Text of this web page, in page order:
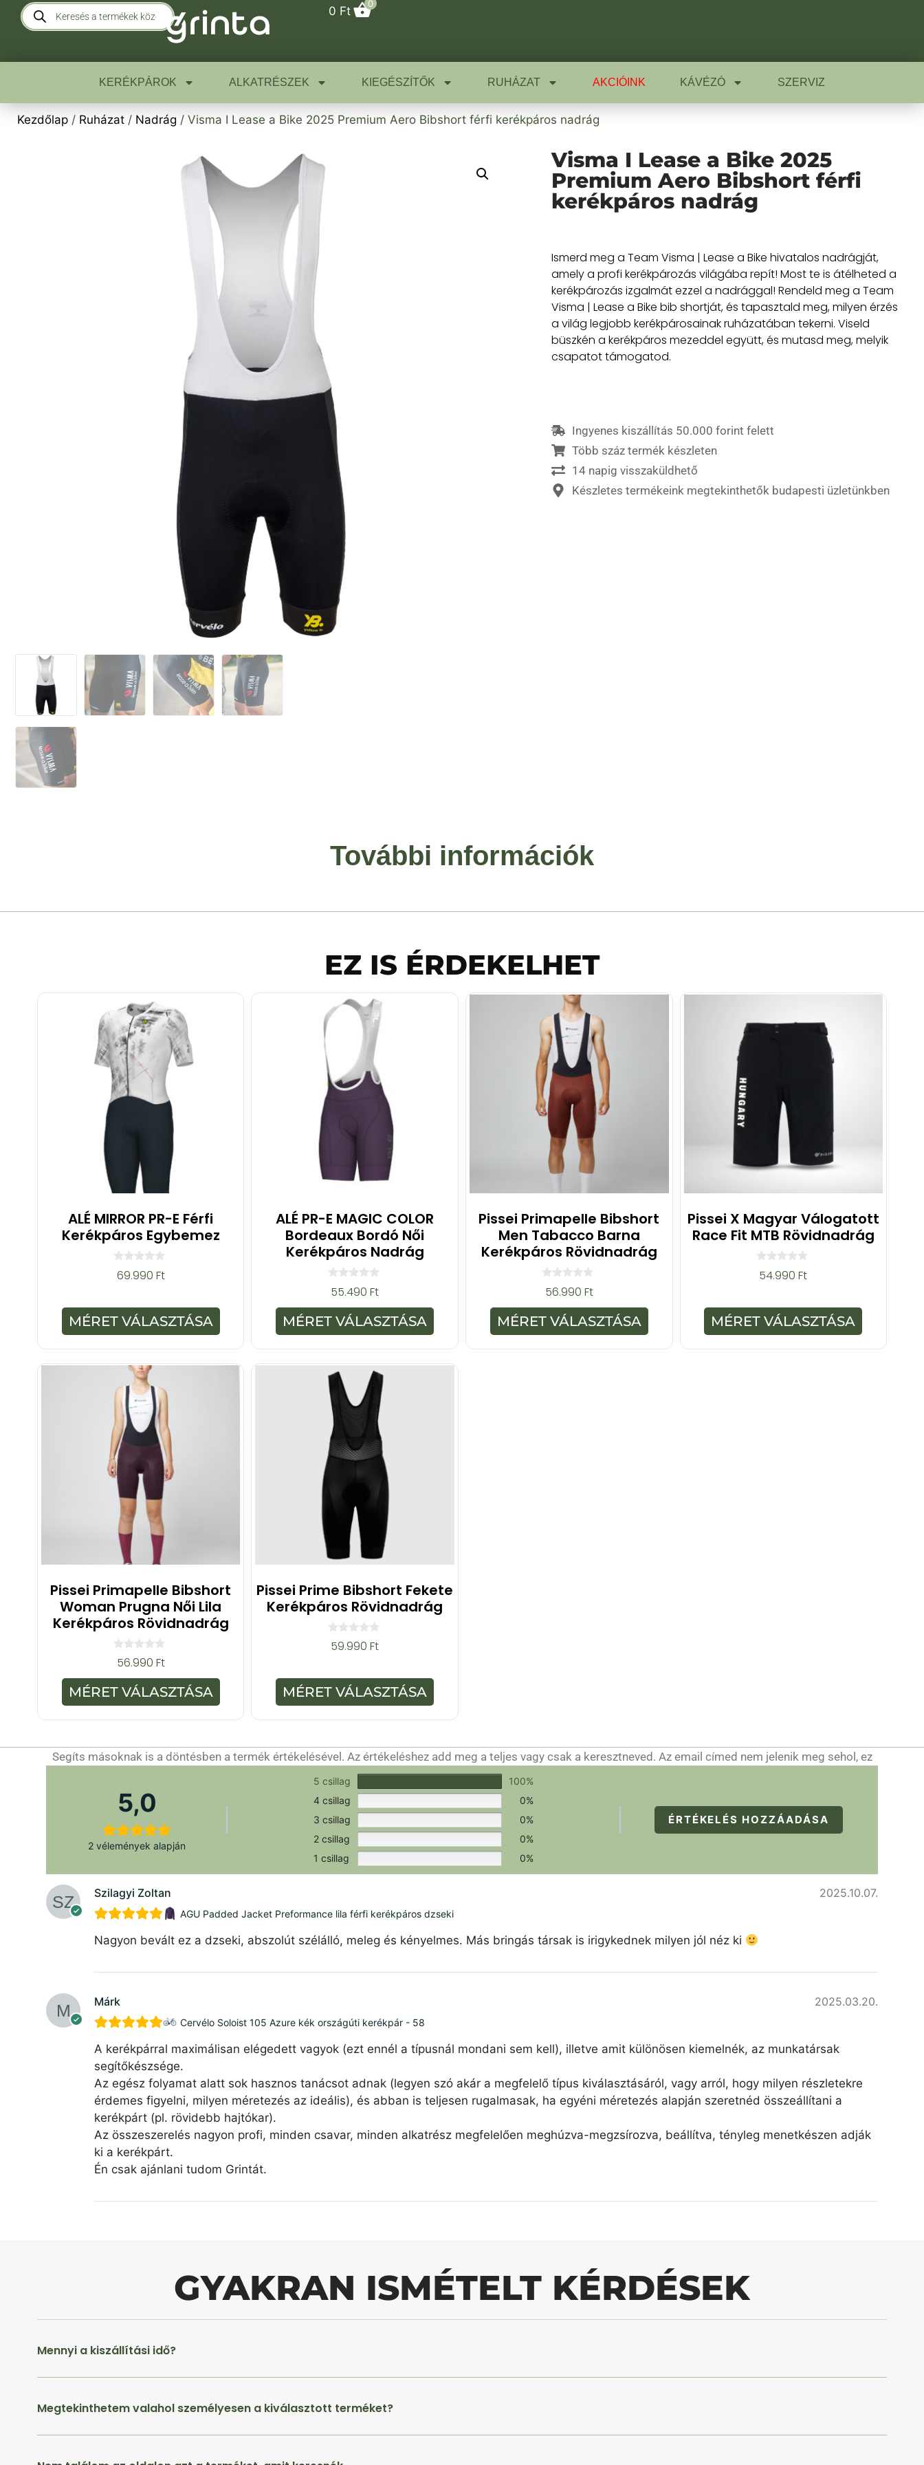
0 Ft
0
KERÉKPÁROK ALKATRÉSZEK KIEGÉSZÍTŐK RUHÁZAT AKCIÓINK KÁVÉZÓ SZERVIZ
Kezdőlap / Ruházat / Nadrág / Visma I Lease a Bike 2025 Premium Aero Bibshort férfi kerékpáros nadrág
Visma I Lease a Bike 2025
Premium Aero Bibshort férfi
kerékpáros nadrág
Ismerd meg a Team Visma | Lease a Bike hivatalos nadrágját,
amely a profi kerékpározás világába repít! Most te is átélheted a
kerékpározás izgalmát ezzel a nadrággal! Rendeld meg a Team
Visma | Lease a Bike bib shortját, és tapasztald meg, milyen érzés
a világ legjobb kerékpárosainak ruházatában tekerni. Viseld
büszkén a kerékpáros mezeddel együtt, és mutasd meg, melyik
csapatot támogatod.
Ingyenes kiszállítás 50.000 forint felett
Több száz termék készleten
14 napig visszaküldhető
Készletes termékeink megtekinthetők budapesti üzletünkben
További információk
EZ IS ÉRDEKELHET
ALÉ MIRROR PR-E Férfi
Kerékpáros Egybemez
0
a
-
b
ő
l
69.990 Ft
MÉRET VÁLASZTÁSA
ALÉ PR-E MAGIC COLOR
Bordeaux Bordó Női
Kerékpáros Nadrág
0
a
z
5
-
b
55.490Ft
MÉRET VÁLASZTÁSA
Pissei Primapelle Bibshort
Men Tabacco Barna
Kerékpáros Rövidnadrág
0
a
z
5
-
b
56.990 Ft
MÉRET VÁLASZTÁSA
Pissei X Magyar Válogatott
Race Fit MTB Rövidnadrág
0
a
-
b
ő
l
54.990Ft
MÉRET VÁLASZTÁSA
Pissei Primapelle Bibshort
Woman Prugna Női Lila
Kerékpáros Rövidnadrág
0
a
z
5
-
b
56.990 Ft
MÉRET VÁLASZTÁSA
Pissei Prime Bibshort Fekete
Kerékpáros Rövidnadrág
0
a
-
b
ő
l
59.990Ft
MÉRET VÁLASZTÁSA
Értékeld a terméket!
Segíts másoknak is a döntésben a termék értékelésével. Az értékeléshez add meg a teljes vagy csak a keresztneved. Az email címed nem jelenik meg sehol, ez
csak a hitelesítéshez szükséges.
5,0
2 vélemények alapján
5 csillag
100%
4 csillag
0%
3 csillag
0%
2 csillag
0%
1 csillag
0%
ÉRTÉKELÉS HOZZÁADÁSA
Szilagyi Zoltan 2025.10.07.
AGU Padded Jacket Preformance lila férfi kerékpáros dzseki
Nagyon bevált ez a dzseki, abszolút szélálló, meleg és kényelmes. Más bringás társak is irigykednek milyen jól néz ki
Márk 2025.03.20.
Cervélo Soloist 105 Azure kék országúti kerékpár - 58
A kerékpárral maximálisan elégedett vagyok (ezt ennél a típusnál mondani sem kell), illetve amit különösen kiemelnék, az munkatársak
segítőkészsége.
Az egész folyamat alatt sok hasznos tanácsot adnak (legyen szó akár a megfelelő típus kiválasztásáról, vagy arról, hogy milyen részletekre
érdemes figyelni, milyen méretezés az ideális), és abban is teljesen rugalmasak, ha egyéni méretezés alapján szeretnéd összeállítani a
kerékpárt (pl. rövidebb hajtókar).
Az összeszerelés nagyon profi, minden csavar, minden alkatrész megfelelően meghúzva-megzsírozva, beállítva, tényleg menetkészen adják
ki a kerékpárt.
Én csak ajánlani tudom Grintát.
GYAKRAN ISMÉTELT KÉRDÉSEK
Mennyi a kiszállítási idő?
Megtekinthetem valahol személyesen a kiválasztott terméket?